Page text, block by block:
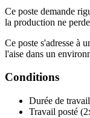
Ce poste demande
la production ne
Ce poste s'adresse à
l'aise dans un
Conditions
Durée de
Travail posté